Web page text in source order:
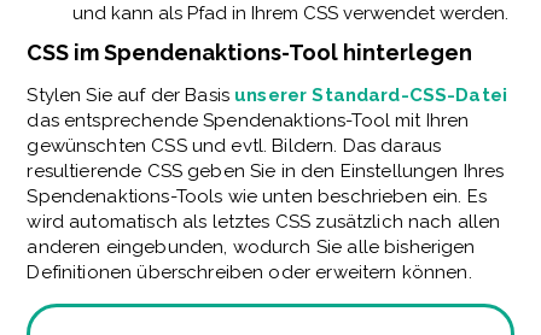
und kann als Pfad in Ihrem CSS verwendet werden.
CSS im Spendenaktions-Tool hinterlegen
Stylen Sie auf der Basis unserer Standard-CSS-Datei
das entsprechende Spendenaktions-Tool mit Ihren
gewünschten CSS und evtl. Bildern. Das daraus
resultierende CSS geben Sie in den Einstellungen Ihres
Spendenaktions-Tools wie unten beschrieben ein. Es
wird automatisch als letztes CSS zusätzlich nach allen
anderen eingebunden, wodurch Sie alle bisherigen
Definitionen überschreiben oder erweitern können.